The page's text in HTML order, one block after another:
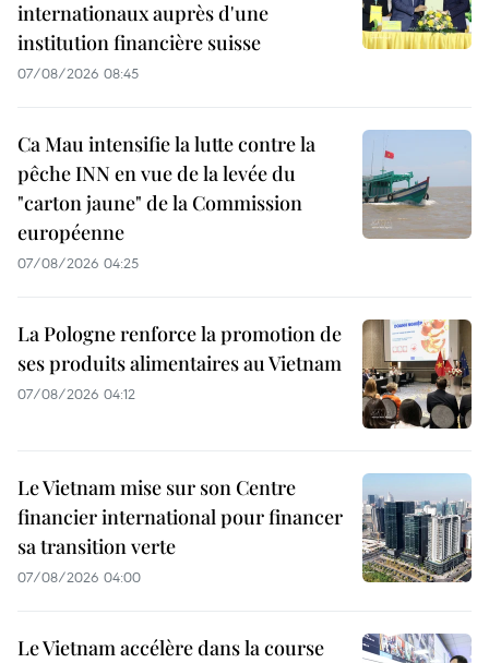
internationaux auprès d'une
institution financière suisse
07/08/2026 08:45
Ca Mau intensifie la lutte contre la
pêche INN en vue de la levée du
"carton jaune" de la Commission
européenne
07/08/2026 04:25
La Pologne renforce la promotion de
ses produits alimentaires au Vietnam
07/08/2026 04:12
Le Vietnam mise sur son Centre
financier international pour financer
sa transition verte
07/08/2026 04:00
Le Vietnam accélère dans la course